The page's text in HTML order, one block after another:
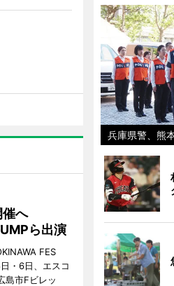
催へ
ら出演
FES
・6日、エスコ
島市Fビレッ
兵庫県警、熊